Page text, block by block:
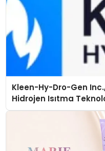
Kleen-Hy-Dro-Gen
Hidrojen Isıtma
Düzenleyici Onaylarını